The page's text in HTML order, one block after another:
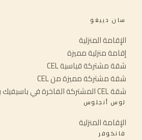
سان دييغو
الإقامة المنزلية
إقامة منزلية مميزة
شقة مشتركة قياسية CEL
شقة مشتركة مميزة من CEL
شقة CEL المشتركة الفاخرة في باسيفيك بيتش
لوس أنجلوس
الإقامة المنزلية
فانكوفر